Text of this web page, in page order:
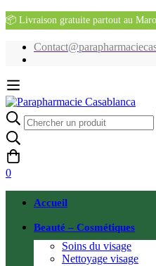
📦 Livraison gratuite partout au
Recherche
pour:
0
Accueil
Beauté – Cosmétiques
Soins du visage
Nettoyage visage